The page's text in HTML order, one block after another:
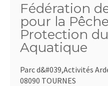
Fédération
pour la
Protection
Aquatique
Parc d&#039,Activités
08090 TOURNES